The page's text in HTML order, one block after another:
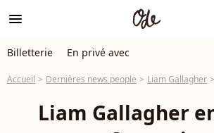
menu
Billetterie En privé avec
Accueil Dernières news people Liam Gallagher
Liam Gallagher